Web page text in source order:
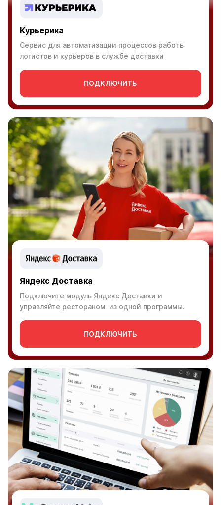
Курьерика
Сервис для автоматизации процессов работы
логистов и курьеров в службе доставки
ПОДКЛЮЧИТЬ
Яндекс Доставка
Подключите модуль Яндекс Доставки и
управляйте рестораном из одной программы.
ПОДКЛЮЧИТЬ